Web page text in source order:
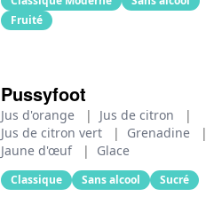
Fruité
Pussyfoot
Jus d'orange | Jus de citron
|
Jus de citron vert
| Grenadine
|
Jaune d'œuf
| Glace
Classique Sans alcool Sucré